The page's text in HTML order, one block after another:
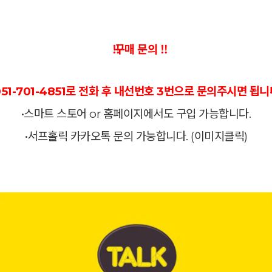
‼️ 구매 문의 ‼️
701-4851로 전화 후 내선번호 3번으로 문의주시면 됩니
•스마트 스토어 or 홈페이지에서도 구입 가능합니다.
•서프홀릭 카카오톡 문의 가능합니다. (이미지클릭)